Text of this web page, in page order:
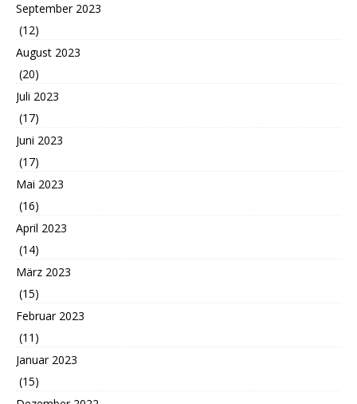
September 2023
(12)
August 2023
(20)
Juli 2023
(17)
Juni 2023
(17)
Mai 2023
(16)
April 2023
(14)
März 2023
(15)
Februar 2023
(11)
Januar 2023
(15)